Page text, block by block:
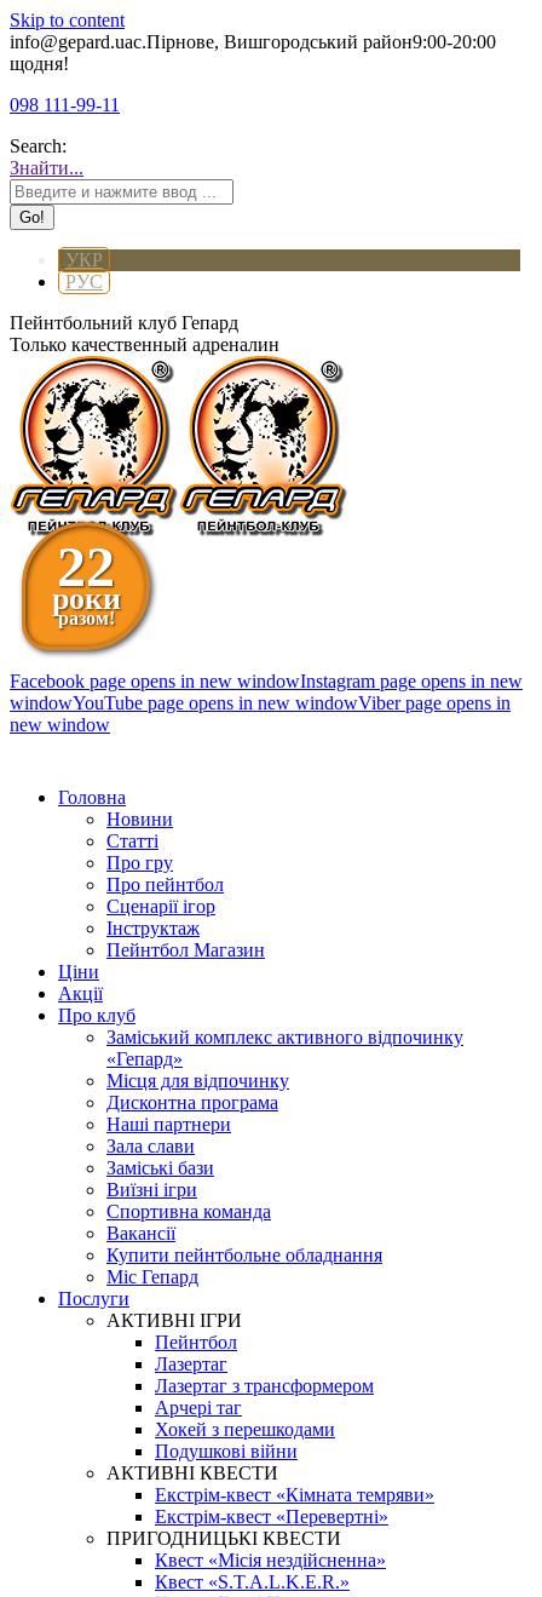
Skip to content
info@gepard.uaс.Пірнове, Вишгородський район9:00-20:00
щодня!
098 111-99-11
Search:
Знайти...
УКР
РУС
Пейнтбольний клуб Гепард
Только качественный адреналин
22
роки
разом!
Facebook page opens in new windowInstagram page opens in new
windowYouTube page opens in new windowViber page opens in
new window
Головна
Новини
Статті
Про гру
Про пейнтбол
Сценарії ігор
Інструктаж
Пейнтбол Магазин
Ціни
Акції
Про клуб
Заміський комплекс активного відпочинку
«Гепард»
Місця для відпочинку
Дисконтна програма
Наші партнери
Зала слави
Заміські бази
Виїзні ігри
Спортивна команда
Вакансії
Купити пейнтбольне обладнання
Міс Гепард
Послуги
АКТИВНІ ІГРИ
Пейнтбол
Лазертаг
Лазертаг з трансформером
Арчері таг
Хокей з перешкодами
Подушкові війни
АКТИВНІ КВЕСТИ
Екстрім-квест «Кімната темряви»
Екстрім-квест «Перевертні»
ПРИГОДНИЦЬКІ КВЕСТИ
Квест «Місія нездійсненна»
Квест «S.T.A.L.K.E.R.»